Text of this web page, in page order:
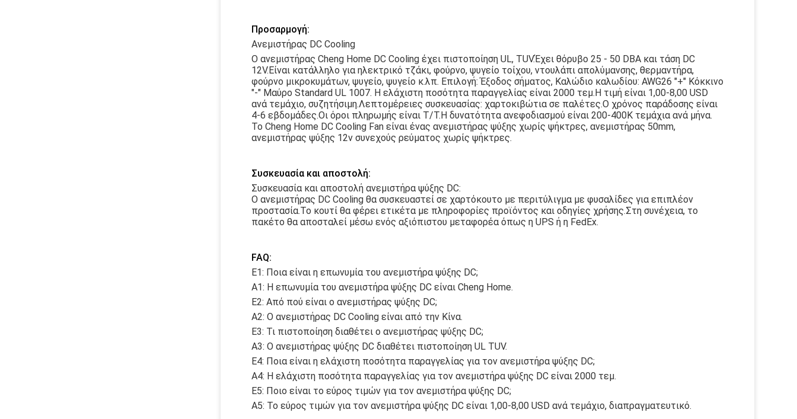
Προσαρμογή:
Ανεμιστήρας DC Cooling
Ο ανεμιστήρας Cheng Home DC Cooling έχει πιστοποίηση UL, TUV.Έχει θόρυβο 25 - 50 DBA και τάση DC
12V.Είναι κατάλληλο για ηλεκτρικό τζάκι, φούρνο, ψυγείο τοίχου, ντουλάπι απολύμανσης, θερμαντήρα,
φούρνο μικροκυμάτων, ψυγείο, ψυγείο κ.λπ. Επιλογή: Έξοδος σήματος, Καλώδιο καλωδίου: AWG26 "+" Κόκκινο
"-" Μαύρο Standard UL 1007. Η ελάχιστη ποσότητα παραγγελίας είναι 2000 τεμ.Η τιμή είναι 1,00-8,00 USD
ανά τεμάχιο, συζητήσιμη.Λεπτομέρειες συσκευασίας: χαρτοκιβώτια σε παλέτες.Ο χρόνος παράδοσης είναι
4-6 εβδομάδες.Οι όροι πληρωμής είναι T/T.Η δυνατότητα ανεφοδιασμού είναι 200-400K τεμάχια ανά μήνα.
Το Cheng Home DC Cooling Fan είναι ένας ανεμιστήρας ψύξης χωρίς ψήκτρες, ανεμιστήρας 50mm,
ανεμιστήρας ψύξης 12v συνεχούς ρεύματος χωρίς ψήκτρες.
Συσκευασία και αποστολή:
Συσκευασία και αποστολή ανεμιστήρα ψύξης DC:
Ο ανεμιστήρας DC Cooling θα συσκευαστεί σε χαρτόκουτο με περιτύλιγμα με φυσαλίδες για επιπλέον
προστασία.Το κουτί θα φέρει ετικέτα με πληροφορίες προϊόντος και οδηγίες χρήσης.Στη συνέχεια, το
πακέτο θα αποσταλεί μέσω ενός αξιόπιστου μεταφορέα όπως η UPS ή η FedEx.
FAQ:
Ε1: Ποια είναι η επωνυμία του ανεμιστήρα ψύξης DC;
A1: Η επωνυμία του ανεμιστήρα ψύξης DC είναι Cheng Home.
Ε2: Από πού είναι ο ανεμιστήρας ψύξης DC;
A2: Ο ανεμιστήρας DC Cooling είναι από την Κίνα.
Ε3: Τι πιστοποίηση διαθέτει ο ανεμιστήρας ψύξης DC;
A3: Ο ανεμιστήρας ψύξης DC διαθέτει πιστοποίηση UL TUV.
Ε4: Ποια είναι η ελάχιστη ποσότητα παραγγελίας για τον ανεμιστήρα ψύξης DC;
A4: Η ελάχιστη ποσότητα παραγγελίας για τον ανεμιστήρα ψύξης DC είναι 2000 τεμ.
Ε5: Ποιο είναι το εύρος τιμών για τον ανεμιστήρα ψύξης DC;
A5: Το εύρος τιμών για τον ανεμιστήρα ψύξης DC είναι 1,00-8,00 USD ανά τεμάχιο, διαπραγματευτικό.